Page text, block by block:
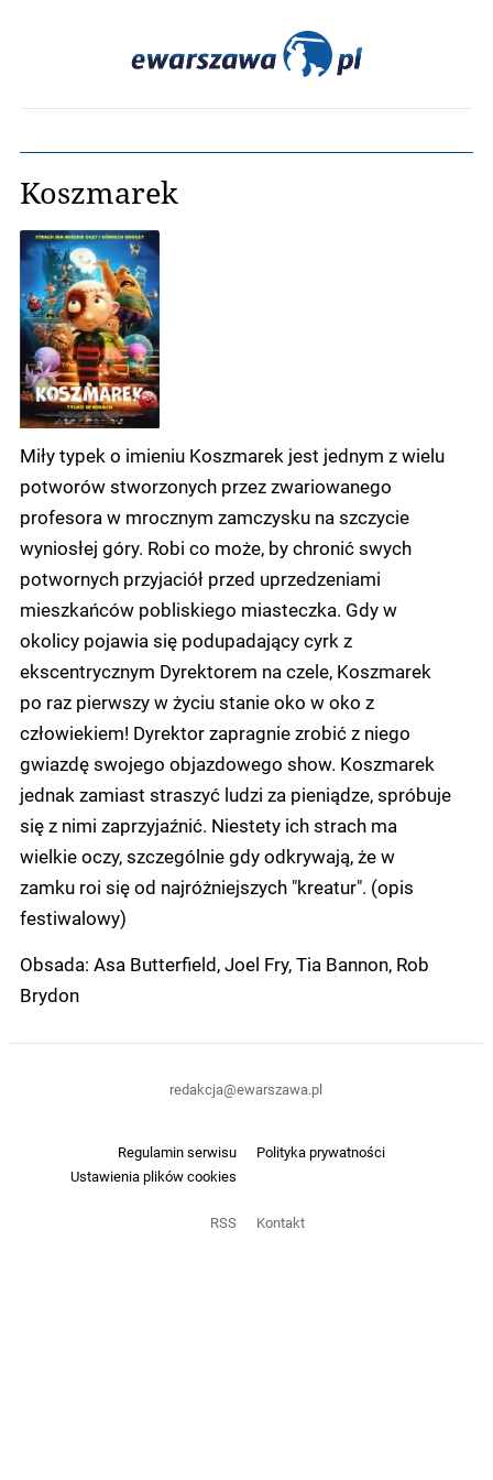
Koszmarek
Miły typek o imieniu Koszmarek jest jednym z wielu
potworów stworzonych przez zwariowanego
profesora w mrocznym zamczysku na szczycie
wyniosłej góry. Robi co może, by chronić swych
potwornych przyjaciół przed uprzedzeniami
mieszkańców pobliskiego miasteczka. Gdy w
okolicy pojawia się podupadający cyrk z
ekscentrycznym Dyrektorem na czele, Koszmarek
po raz pierwszy w życiu stanie oko w oko z
człowiekiem! Dyrektor zapragnie zrobić z niego
gwiazdę swojego objazdowego show. Koszmarek
jednak zamiast straszyć ludzi za pieniądze, spróbuje
się z nimi zaprzyjaźnić. Niestety ich strach ma
wielkie oczy, szczególnie gdy odkrywają, że w
zamku roi się od najróżniejszych "kreatur". (opis
festiwalowy)
Obsada: Asa Butterfield, Joel Fry, Tia Bannon, Rob
Brydon
Regulamin serwisu
Polityka prywatności
Ustawienia plików cookies
RSS Kontakt
redakcja@ewarszawa.pl